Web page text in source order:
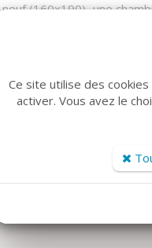
(160x190), une
double) et nombreux
dans la partie
de ski. Vous
l’épicerie de
sur les horaires
Ce site utilise des
activer. Vous avez le